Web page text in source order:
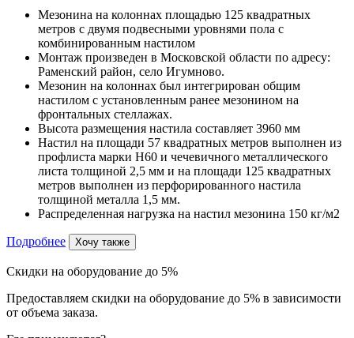
Мезонина на колоннах площадью 125 квадратных
метров с двумя подвесными уровнями пола с
комбинированным настилом
Монтаж произведен в Московской области по адресу:
Раменский район, село Игумново.
Мезонин на колоннах был интегрирован общим
настилом с установленным ранее мезонином на
фронтальных стеллажах.
Высота размещения настила составляет 3960 мм
Настил на площади 57 квадратных метров выполнен из
профлиста марки Н60 и чечевичного металлического
листа толщиной 2,5 мм и на площади 125 квадратных
метров выполнен из перфорированного настила
толщиной металла 1,5 мм.
Распределенная нагрузка на настил мезонина 150 кг/м2
Подробнее Хочу также
Скидки на оборудование до 5%
Предоставляем скидки на оборудование до 5% в зависимости
от объема заказа.